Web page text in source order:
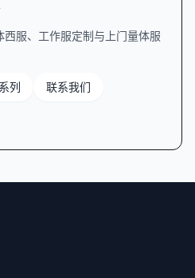
服、工作服定制与上门量体服
列 联系我们